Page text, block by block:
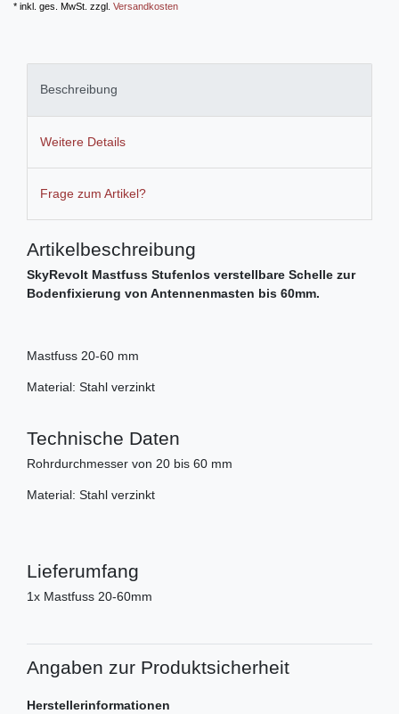
* inkl. ges. MwSt. zzgl. Versandkosten
Beschreibung
Weitere Details
Frage zum Artikel?
Artikelbeschreibung
SkyRevolt Mastfuss Stufenlos verstellbare Schelle zur
Bodenfixierung von Antennenmasten bis 60mm.
Mastfuss 20-60 mm
Material: Stahl verzinkt
Technische Daten
Rohrdurchmesser von 20 bis 60 mm
Material: Stahl verzinkt
Lieferumfang
1x Mastfuss 20-60mm
Angaben zur Produktsicherheit
Herstellerinformationen